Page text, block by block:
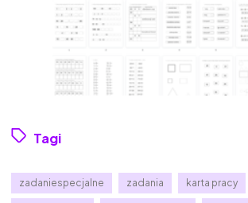
Tagi
zadaniespecjalne zadania karta pracy